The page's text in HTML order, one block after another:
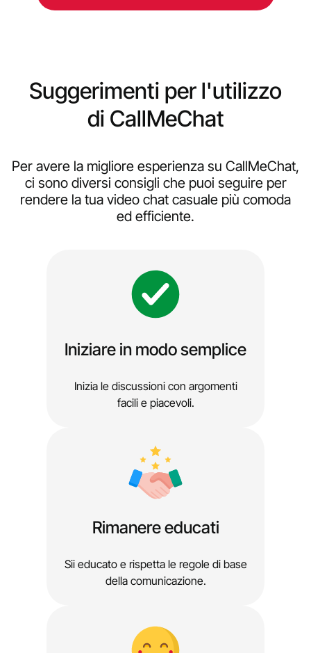
Suggerimenti per l'utilizzo
di CallMeChat
Per avere la migliore esperienza su CallMeChat,
ci sono diversi consigli che puoi seguire per
rendere la tua video chat casuale più comoda
ed efficiente.
Iniziare in modo semplice
Inizia le discussioni con argomenti
facili e piacevoli.
Rimanere educati
Sii educato e rispetta le regole di base
della comunicazione.